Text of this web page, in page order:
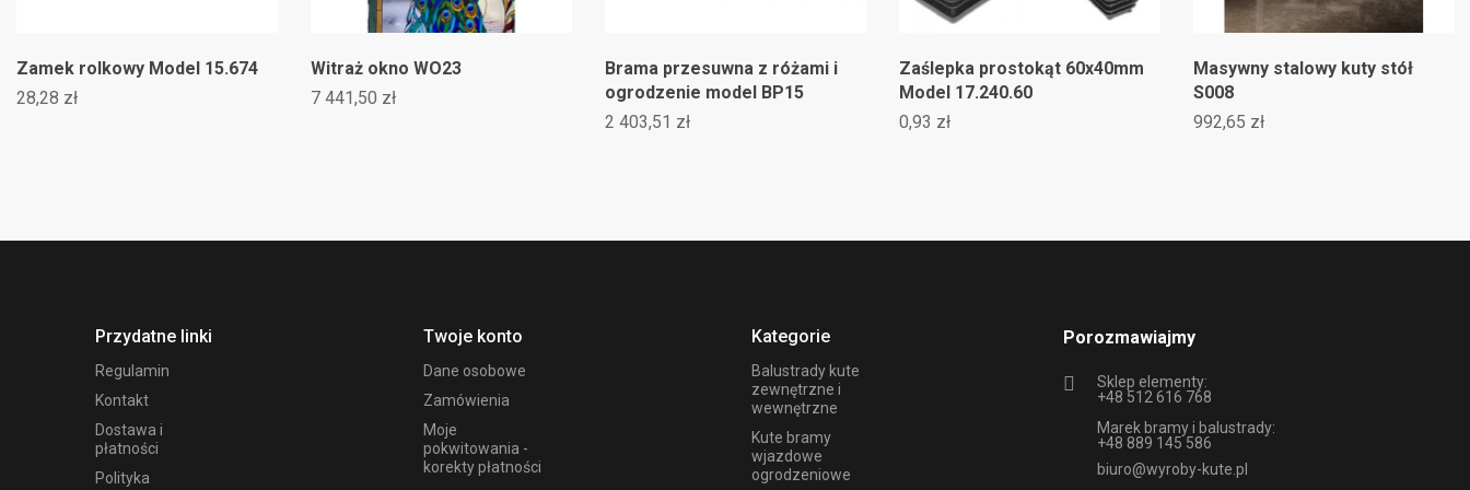
Zamek rolkowy Model 15.674
28,28 zł
Witraż okno WO23
7 441,50 zł
Brama przesuwna z różami i
ogrodzenie model BP15
2 403,51 zł
Zaślepka prostokąt 60x40mm
Model 17.240.60
0,93 zł
Masywny stalowy kuty stół
S008
992,65 zł
Przydatne linki
Regulamin
Kontakt
Dostawa i
płatności
Polityka
Twoje konto
Dane osobowe
Zamówienia
Moje
pokwitowania -
korekty płatności
Kategorie
Balustrady kute
zewnętrzne i
wewnętrzne
Kute bramy
wjazdowe
ogrodzeniowe
Porozmawiajmy
Sklep elementy:
+48 512 616 768
Marek bramy i balustrady:
+48 889 145 586
biuro@wyroby-kute.pl